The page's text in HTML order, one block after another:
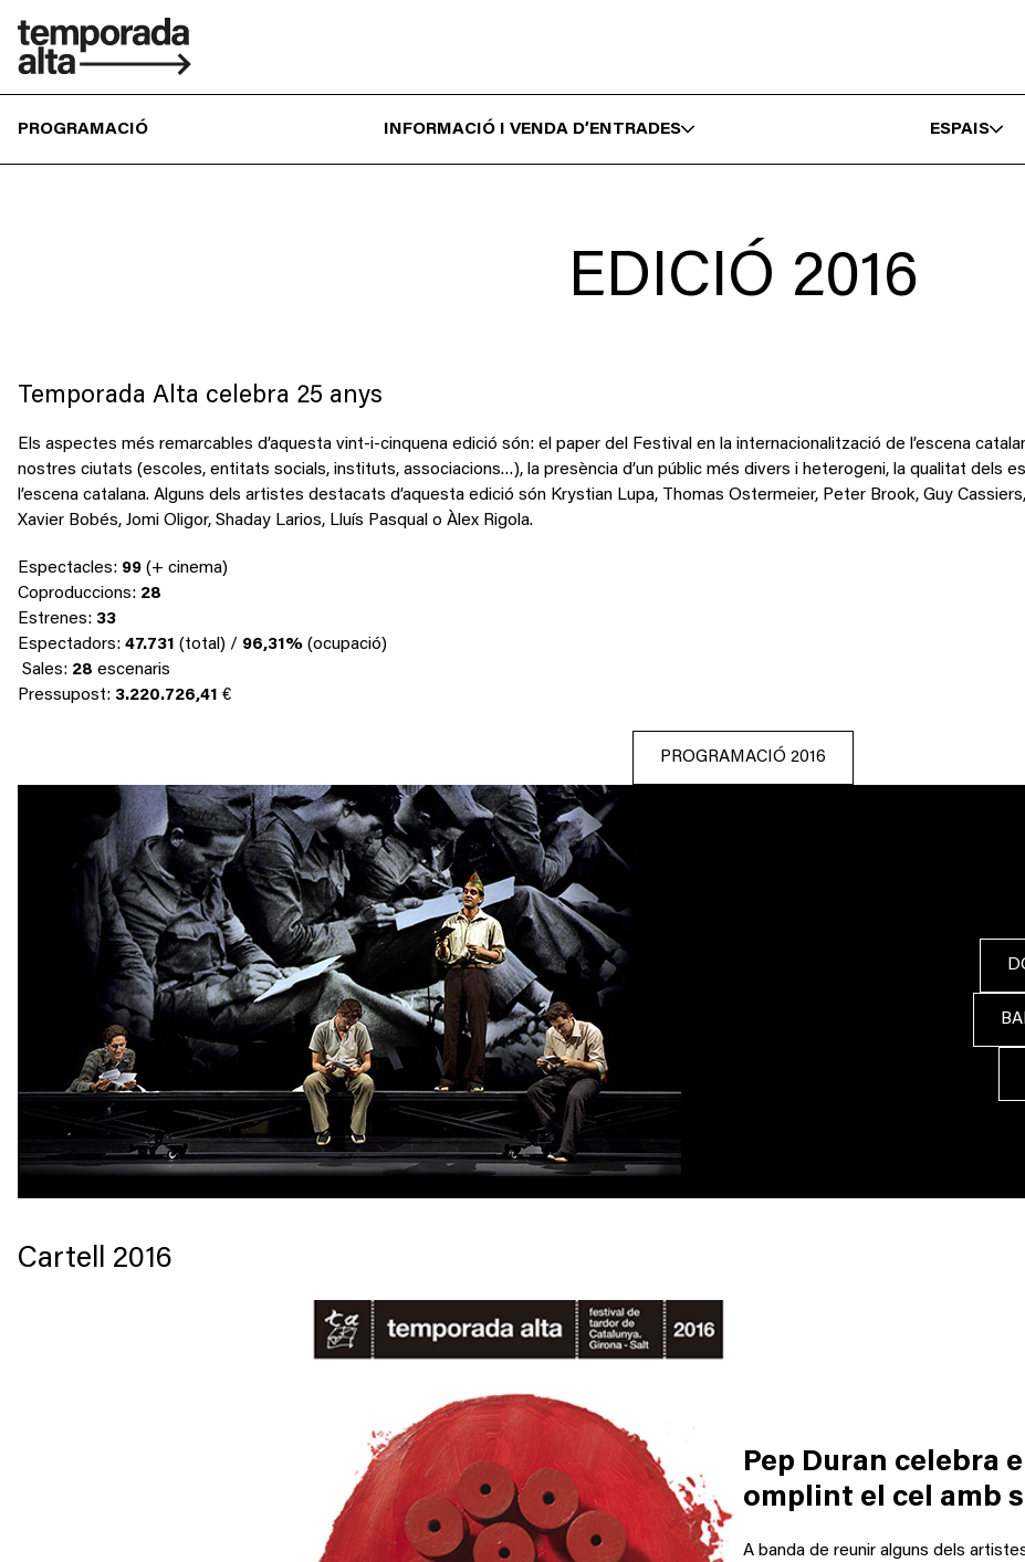
Temporada
PROGRAMACIÓ INFORMACIÓ I VENDA D’ENTRADES ESPAIS
EDICIÓ 2016
Temporada Alta celebra 25 anys
Els aspectes més remarcables d’aquesta vint-i-cinquena edició són: el paper del Festival en la internacionalització de l’escena
nostres ciutats (escoles, entitats socials, instituts, associacions…), la presència d’un públic més divers i heterogeni, la qualitat dels
l’escena catalana. Alguns dels artistes destacats d’aquesta edició són Krystian Lupa, Thomas Ostermeier, Peter Brook, Guy
Xavier Bobés, Jomi Oligor, Shaday Larios, Lluís Pasqual o Àlex Rigola.
Espectacles: 99 (+ cinema)
Coproduccions: 28
Estrenes: 33
Espectadors: 47.731 (total) / 96,31% (ocupació)
Sales: 28 escenaris
Pressupost: 3.220.726,41 €
PROGRAMACIÓ 2016
Cartell 2016
Pep Duran celebra
omplint el cel amb
A banda de reunir alguns dels